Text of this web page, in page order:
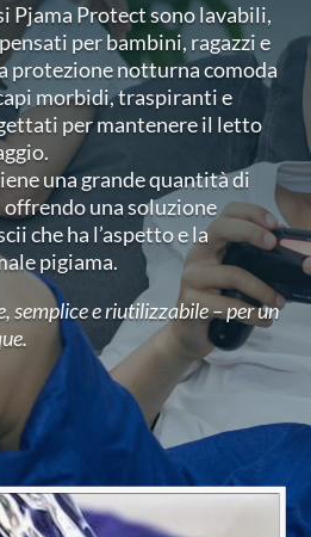
Pjama Protect sono lavabili,
per bambini, ragazzi e
protezione notturna comoda
morbidi, traspiranti e
per mantenere il letto
una grande quantità di
una soluzione
che ha l’aspetto e la
pigiama.
semplice e riutilizzabile – per un